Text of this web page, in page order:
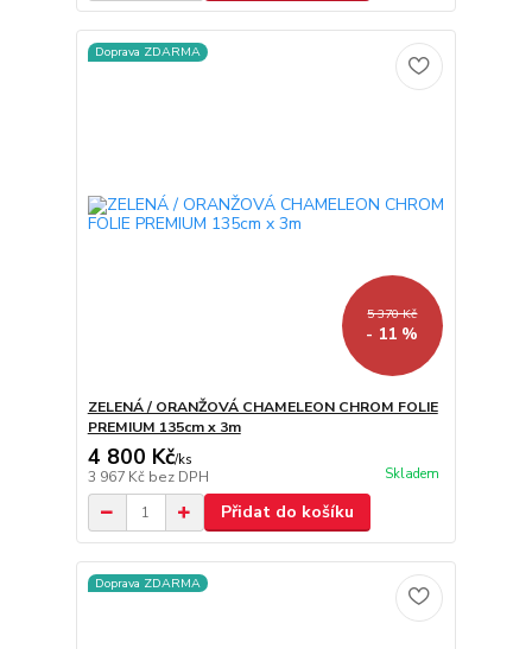
Doprava ZDARMA
5 370 Kč
- 11 %
ZELENÁ / ORANŽOVÁ CHAMELEON CHROM FOLIE
PREMIUM 135cm x 3m
4 800 Kč/ks
3 967 Kč bez DPH Skladem
Přidat do košíku
Doprava ZDARMA